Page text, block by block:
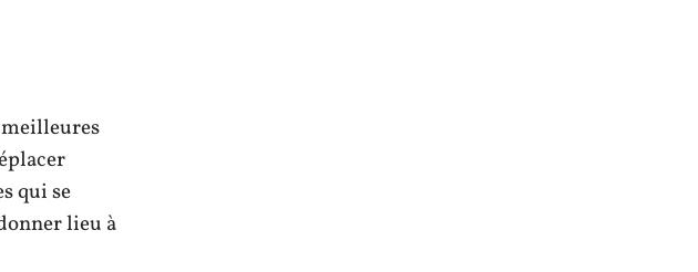
meilleures
qui se
lieu à